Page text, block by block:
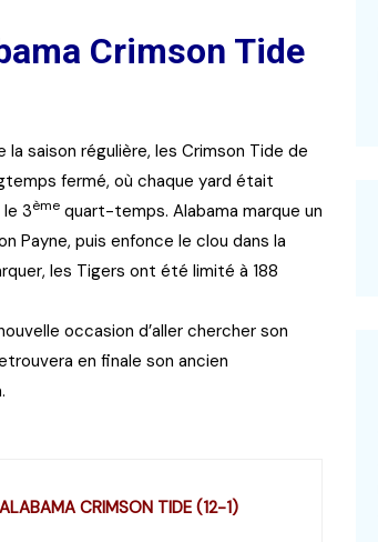
Crimson Tide
la saison régulière, les Crimson Tide de
fermé, où chaque yard était
3ème quart-temps. Alabama marque un
Payne, puis enfonce le clou dans la
les Tigers ont été limité à 188
occasion d’aller chercher son
en finale son ancien
ALABAMA CRIMSON TIDE (12-1)